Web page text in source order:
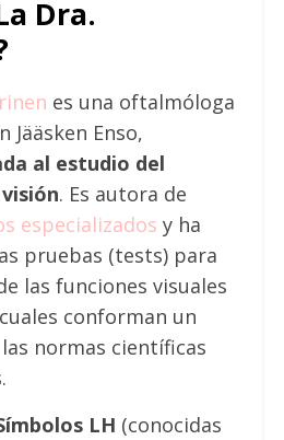
Dra.
es una oftalmóloga
Jääsken Enso,
al estudio del
. Es autora de
especializados y ha
pruebas (tests) para
las funciones visuales
conforman un
normas científicas
LH (conocidas